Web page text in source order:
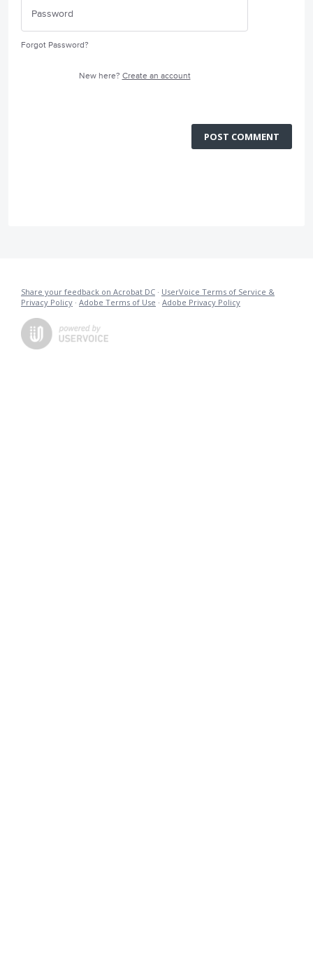
Forgot Password?
New here? Create an account
POST COMMENT
Share your feedback on Acrobat DC · UserVoice Terms of Service &
Privacy Policy · Adobe Terms of Use · Adobe Privacy Policy